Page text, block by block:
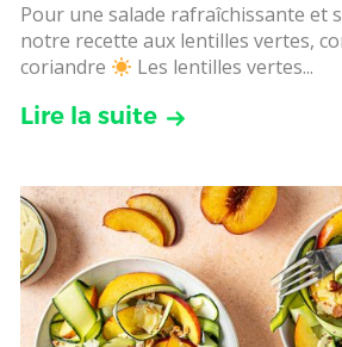
Pour une salade rafraîchissante et
notre recette aux lentilles vertes,
coriandre
Les lentilles vertes...
Lire la suite